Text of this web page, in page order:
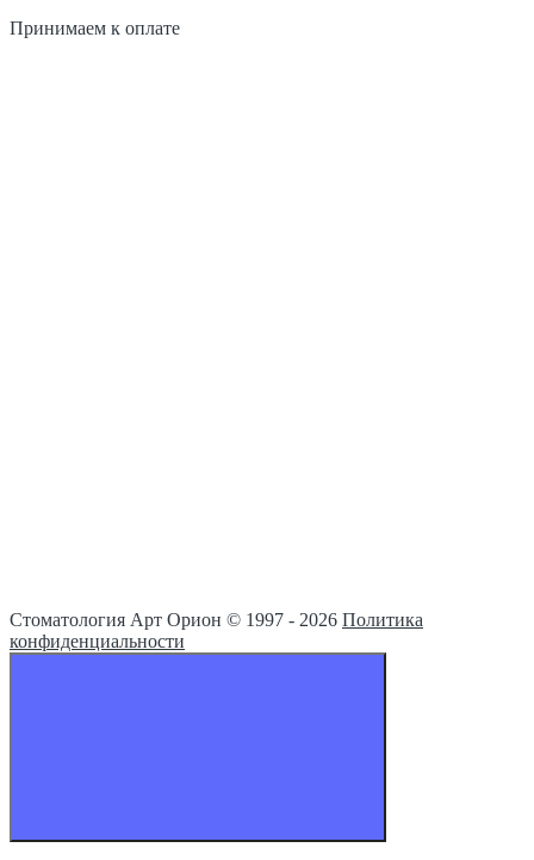
Принимаем к оплате
Стоматология Арт Орион © 1997 - 2026 Политика
конфиденциальности